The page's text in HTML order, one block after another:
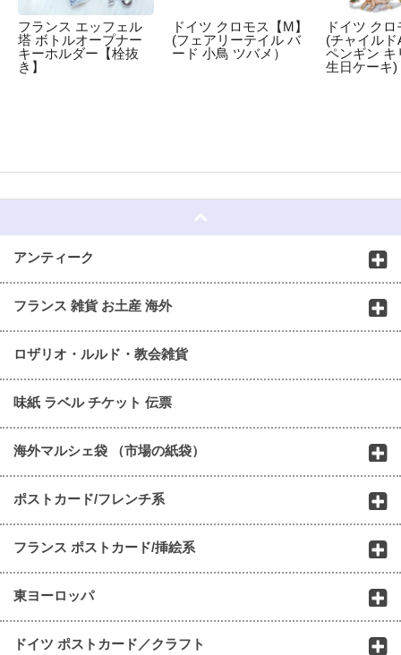
フランス エッフェル
塔 ボトルオープナー
キーホルダー【栓抜
き】
ドイツ クロモス【M】
(フェアリーテイル バ
ード 小鳥 ツバメ）
ドイツ ク
(チャイルド
ペンギン キ
生日ケーキ)
アンティーク
フランス 雑貨 お土産 海外
ロザリオ・ルルド・教会雑貨
味紙 ラベル チケット 伝票
海外マルシェ袋 （市場の紙袋）
ポストカード/フレンチ系
フランス ポストカード/挿絵系
東ヨーロッパ
ドイツ ポストカード／クラフト